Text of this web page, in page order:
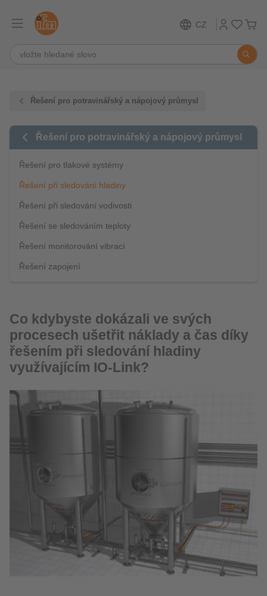
CZ
Řešení pro potravinářský a nápojový průmysl
Řešení pro potravinářský a nápojový průmysl
Řešení pro tlakové systémy
Řešení při sledování hladiny
Řešení při sledování vodivosti
Řešení se sledováním teploty
Řešení monitorování vibrací
Řešení zapojení
Co kdybyste dokázali ve svých
procesech ušetřit náklady a čas díky
řešením při sledování hladiny
využívajícím IO-Link?